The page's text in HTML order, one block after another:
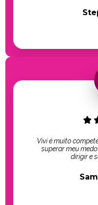
Vivi é muito
superar meu
dirigir e